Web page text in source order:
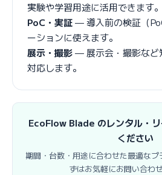
実験や学習用途に活用できます。
PoC・実証— 導入前の検証（
ーションに使えます。
展示・撮影— 展示会・撮影など
対応します。
EcoFlow Blade のレンタル・
ください
期間・台数・用途に合わせた最適な
ずはお気軽にお問い合わ